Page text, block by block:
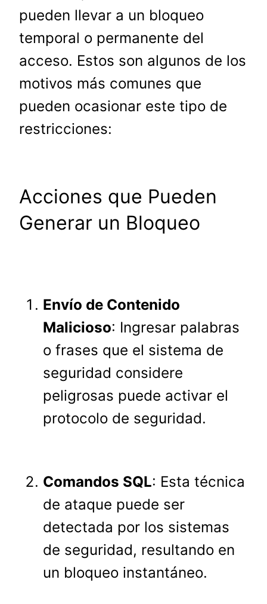
pueden llevar a un bloqueo
temporal o permanente del
acceso. Estos son algunos de los
motivos más comunes que
pueden ocasionar este tipo de
restricciones:
Acciones que Pueden
Generar un Bloqueo
Envío de Contenido
Malicioso: Ingresar palabras
o frases que el sistema de
seguridad considere
peligrosas puede activar el
protocolo de seguridad.
Comandos SQL: Esta técnica
de ataque puede ser
detectada por los sistemas
de seguridad, resultando en
un bloqueo instantáneo.